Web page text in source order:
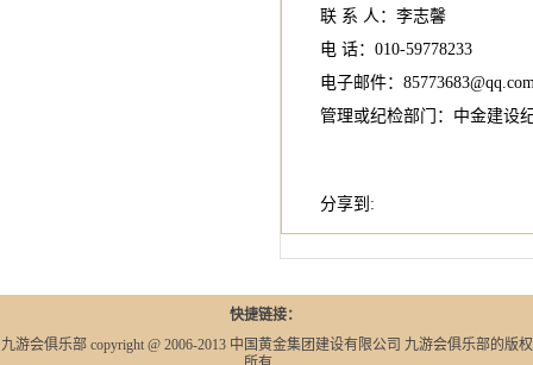
联 系 人：李志馨
电 话：010-59778233
电子邮件：
管理或纪检部门：中金建设
分享到:
快捷链接：
九游会俱乐部 copyright @ 2006-2013 中国黄金集团建设有限公司 九游会俱乐部的版权